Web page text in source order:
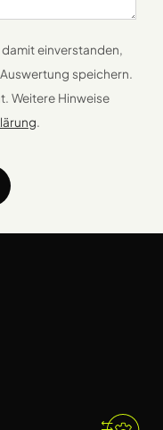
damit einverstanden,
speichern.
Weitere Hinweise
.